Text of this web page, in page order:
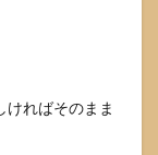
ければそのまま